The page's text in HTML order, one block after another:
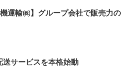
運輸㈱】グループ会社で販売力の
サービスを本格始動